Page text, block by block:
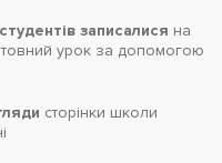
записалися на
урок за допомогою
сторінки школи